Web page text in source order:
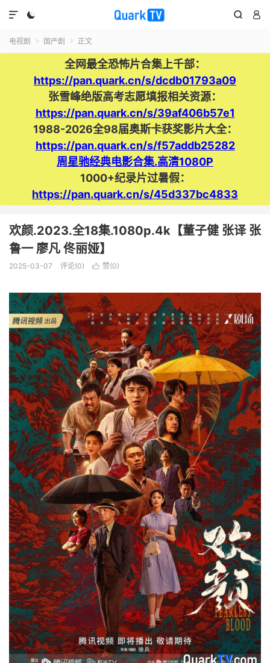
  

电视剧  国产剧  正文
全网最全恐怖片合集上千部：
https://pan.quark.cn/s/dcdb01793a09
张雪峰绝版高考志愿填报相关资源：
https://pan.quark.cn/s/39af406b57e1
1988-2026全98届奥斯卡获奖影片大全：
https://pan.quark.cn/s/f57addb25282
周星驰经典电影合集.高清1080P
1000+纪录片过暑假：
https://pan.quark.cn/s/45d337bc4833
欢颜.2023.全18集.1080p.4k【董子健 张译 张
鲁一 廖凡 佟丽娅】
2025-03-07 评论(0)  赞(0)